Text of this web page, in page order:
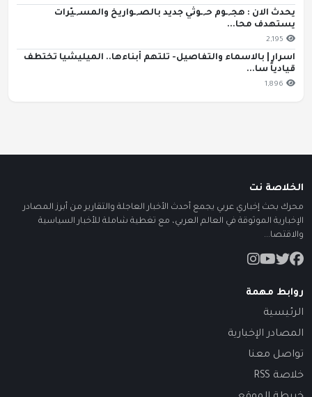
يحدث الان : هجـ,ـوم حـ,ـوثي جديد بالصـ,ـواريخ والمسـ,ـيّرات
يستهدف محا...
2,195
اسرار | بالاسماء والتفاصيل- تلتهم أبناءها.. الميليشيا تختطف
قيادياً سا...
1,896
الخلاصة نت
محرك بحث إخباري عربي يجمع أحدث الأخبار العاجلة والتقارير من أبرز المصادر
الإخبارية الموثوقة في العالم العربي، مع تغطية شاملة للأخبار السياسية
والاقتصا...
روابط مهمة
الرئيسية
المصادر الإخبارية
تواصل معنا
خلاصة RSS